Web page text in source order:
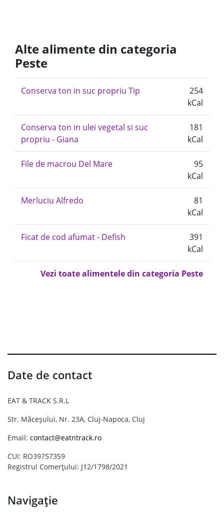
Alte alimente din categoria
Peste
Conserva ton in suc propriu Tip
254
kCal
Conserva ton in ulei vegetal si suc
propriu - Giana
181
kCal
File de macrou Del Mare
95
kCal
Merluciu Alfredo
81
kCal
Ficat de cod afumat - Defish
391
kCal
Vezi toate alimentele din categoria Peste
Date de contact
EAT & TRACK S.R.L
Str. Măceșului, Nr. 23A, Cluj-Napoca, Cluj
Email: contact@eatntrack.ro
CUI: RO39757359
Registrul Comerțului: J12/1798/2021
Navigație